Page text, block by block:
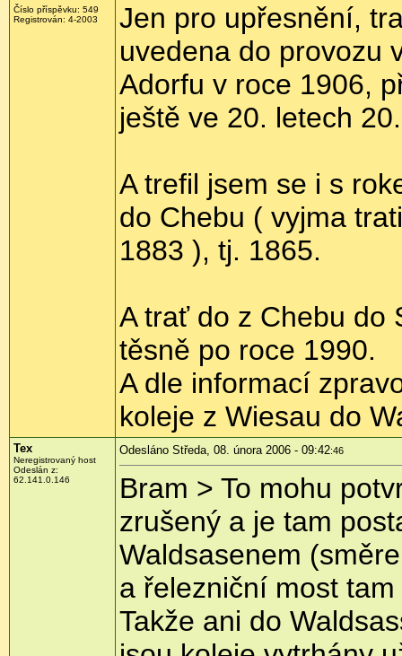
Číslo příspěvku: 549
Registrován: 4-2003
Jen pro upřesnění,
uvedena do provozu
Adorfu v roce 1906,
ještě ve 20. letech
A trefil jsem se i s
do Chebu ( vyjma
1883 ), tj. 1865.
A trať do z Chebu do
těsně po roce 1990.
A dle informací
koleje z Wiesau do
Tex
Neregistrovaný host
Odeslán z:
62.141.0.146
Odesláno Středa, 08. února 2006 - 09:42:46
Bram > To mohu
zrušený a je tam
Waldsasenem
a řelezniční most
Takže ani do